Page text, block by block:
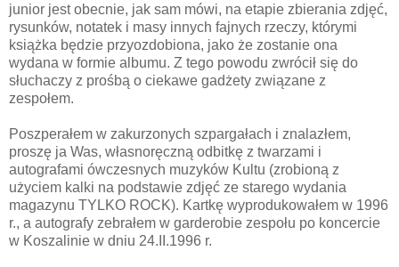
junior jest obecnie, jak sam mówi, na etapie zbierania zdjęć,
rysunków, notatek i masy innych fajnych rzeczy, którymi
książka będzie przyozdobiona, jako że zostanie ona
wydana w formie albumu. Z tego powodu zwrócił się do
słuchaczy z prośbą o ciekawe gadżety związane z
zespołem.
Poszperałem w zakurzonych szpargałach i znalazłem,
proszę ja Was, własnoręczną odbitkę z twarzami i
autografami ówczesnych muzyków Kultu (zrobioną z
użyciem kalki na podstawie zdjęć ze starego wydania
magazynu TYLKO ROCK). Kartkę wyprodukowałem w 1996
r., a autografy zebrałem w garderobie zespołu po koncercie
w Koszalinie w dniu 24.II.1996 r.